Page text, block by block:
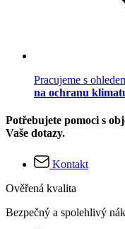
Pracujeme s
na ochranu
Potřebujete pomoci s
Vaše dotazy.
Kontakt
Ověřená kvalita
Bezpečný a spolehlivý